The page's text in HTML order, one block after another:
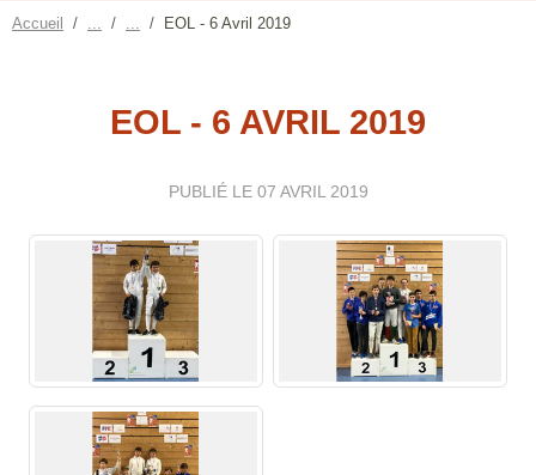
Accueil EOL - 6 Avril 2019
EOL - 6 AVRIL 2019
PUBLIÉ LE 07 AVRIL 2019